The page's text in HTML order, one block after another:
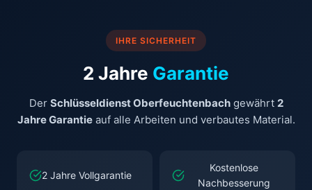
IHRE SICHERHEIT
2 Jahre Garantie
Der Schlüsseldienst Oberfeuchtenbachgewährt 2
Jahre Garantieauf alle Arbeiten und verbautes Material.
2 Jahre Vollgarantie
Kostenlose
Nachbesserung